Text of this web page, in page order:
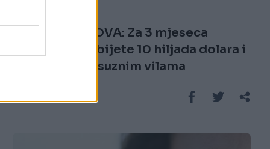
POSAO IZ SNOVA: Za 3 mjeseca
putovanja dobijete 10 hiljada dolara i
smještaj u luksuznim vilama